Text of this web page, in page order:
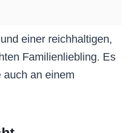
einer reichhaltigen,
Familienliebling. Es
an einem